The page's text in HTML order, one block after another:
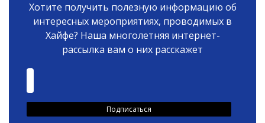
Хотите получить полезную информацию об
интересных мероприятиях, проводимых в
Хайфе? Наша многолетняя интернет-
рассылка вам о них расскажет